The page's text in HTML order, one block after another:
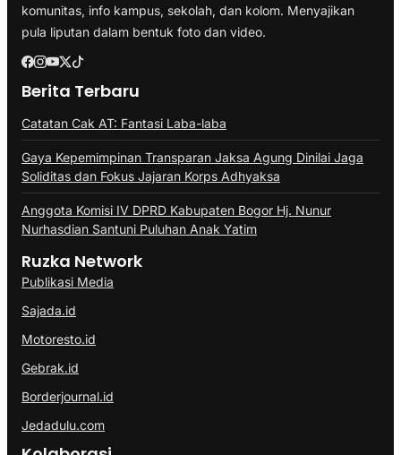
komunitas, info kampus, sekolah, dan kolom. Menyajikan
pula liputan dalam bentuk foto dan video.
Berita Terbaru
Catatan Cak AT: Fantasi Laba-laba
Gaya Kepemimpinan Transparan Jaksa Agung Dinilai Jaga
Soliditas dan Fokus Jajaran Korps Adhyaksa
Anggota Komisi IV DPRD Kabupaten Bogor Hj. Nunur
Nurhasdian Santuni Puluhan Anak Yatim
Ruzka Network
Publikasi Media
Sajada.id
Motoresto.id
Gebrak.id
Borderjournal.id
Jedadulu.com